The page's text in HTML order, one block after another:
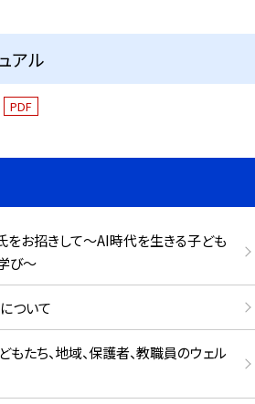
アル
PDF
お招きして〜AI時代を生きる子ども
び〜
ついて
もたち、地域、保護者、教職員のウェル